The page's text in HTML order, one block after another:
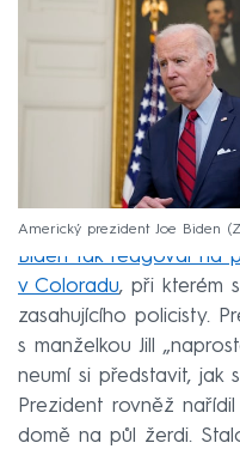
Americký prezident Joe Biden
Biden tak reagoval na
v Coloradu, při kterém
zasahujícího policisty.
s manželkou Jill
neumí si představit, jak
Prezident rovněž
domě na půl žerdi.